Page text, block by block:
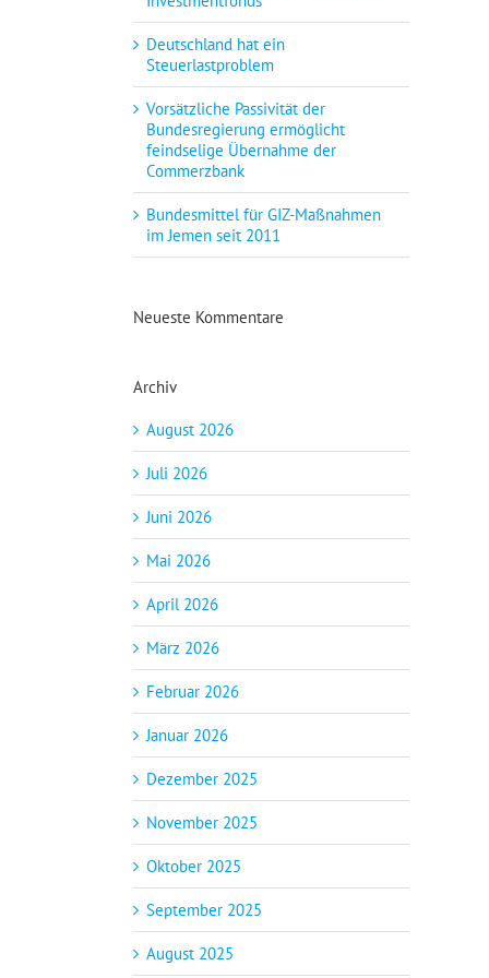
Deutschland hat ein
Steuerlastproblem
Vorsätzliche Passivität der
Bundesregierung ermöglicht
feindselige Übernahme der
Commerzbank
Bundesmittel für GIZ-Maßnahmen
im Jemen seit 2011
Neueste Kommentare
Archiv
August 2026
Juli 2026
Juni 2026
Mai 2026
April 2026
März 2026
Februar 2026
Januar 2026
Dezember 2025
November 2025
Oktober 2025
September 2025
August 2025